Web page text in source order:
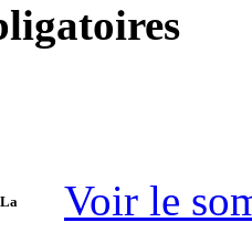
Voir le